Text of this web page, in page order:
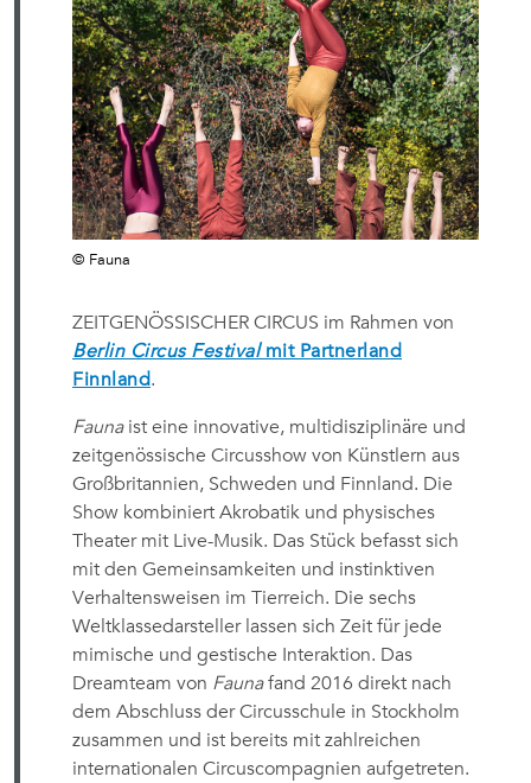
© Fauna
ZEITGENÖSSISCHER CIRCUS im Rahmen von
Berlin Circus Festivalmit Partnerland
Finnland.
Faunaist eine innovative, multidisziplinäre und
zeitgenössische Circusshow von Künstlern aus
Großbritannien, Schweden und Finnland. Die
Show kombiniert Akrobatik und physisches
Theater mit Live-Musik. Das Stück befasst sich
mit den Gemeinsamkeiten und instinktiven
Verhaltensweisen im Tierreich. Die sechs
Weltklassedarsteller lassen sich Zeit für jede
mimische und gestische Interaktion. Das
Dreamteam von Faunafand 2016 direkt nach
dem Abschluss der Circusschule in Stockholm
zusammen und ist bereits mit zahlreichen
internationalen Circuscompagnien aufgetreten.